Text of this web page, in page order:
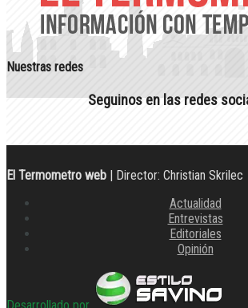
Nuestras redes
Seguinos en las redes
El Termometro web | Director: Christian Skrilec
Actualidad
Entrevistas
Editoriales
Opinión